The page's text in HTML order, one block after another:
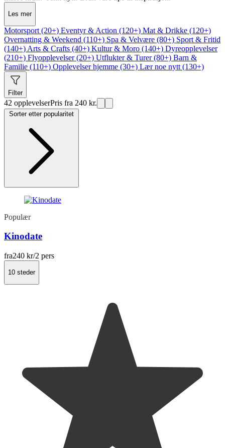
Les mer
Motorsport (20+) Eventyr & Action (120+) Mat & Drikke (120+)
Overnatting & Weekend (110+) Spa & Velvære (80+) Sport & Fritid
(140+) Arts & Crafts (40+) Kultur & Moro (140+) Dyreopplevelser
(210+) Flyopplevelser (20+) Utflukter & Turer (80+) Barn &
Familie (110+) Opplevelser hjemme (30+) Lær noe nytt (130+)
Filter
42 opplevelserPris fra 240 kr.
Populær
Kinodate
fra240 kr/2 pers
10 steder